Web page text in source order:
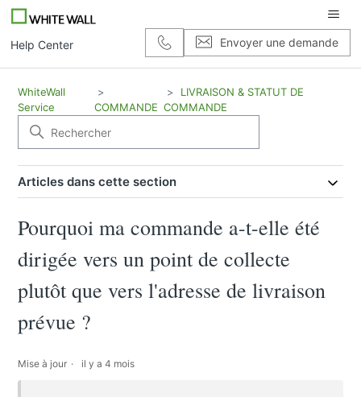
Help Center Envoyer une demande
WhiteWall
Service
COMMANDE
LIVRAISON & STATUT DE
COMMANDE
Articles dans cette section
Pourquoi ma commande a-t-elle été
dirigée vers un point de collecte
plutôt que vers l'adresse de livraison
prévue ?
Mise à jour il y a 4 mois